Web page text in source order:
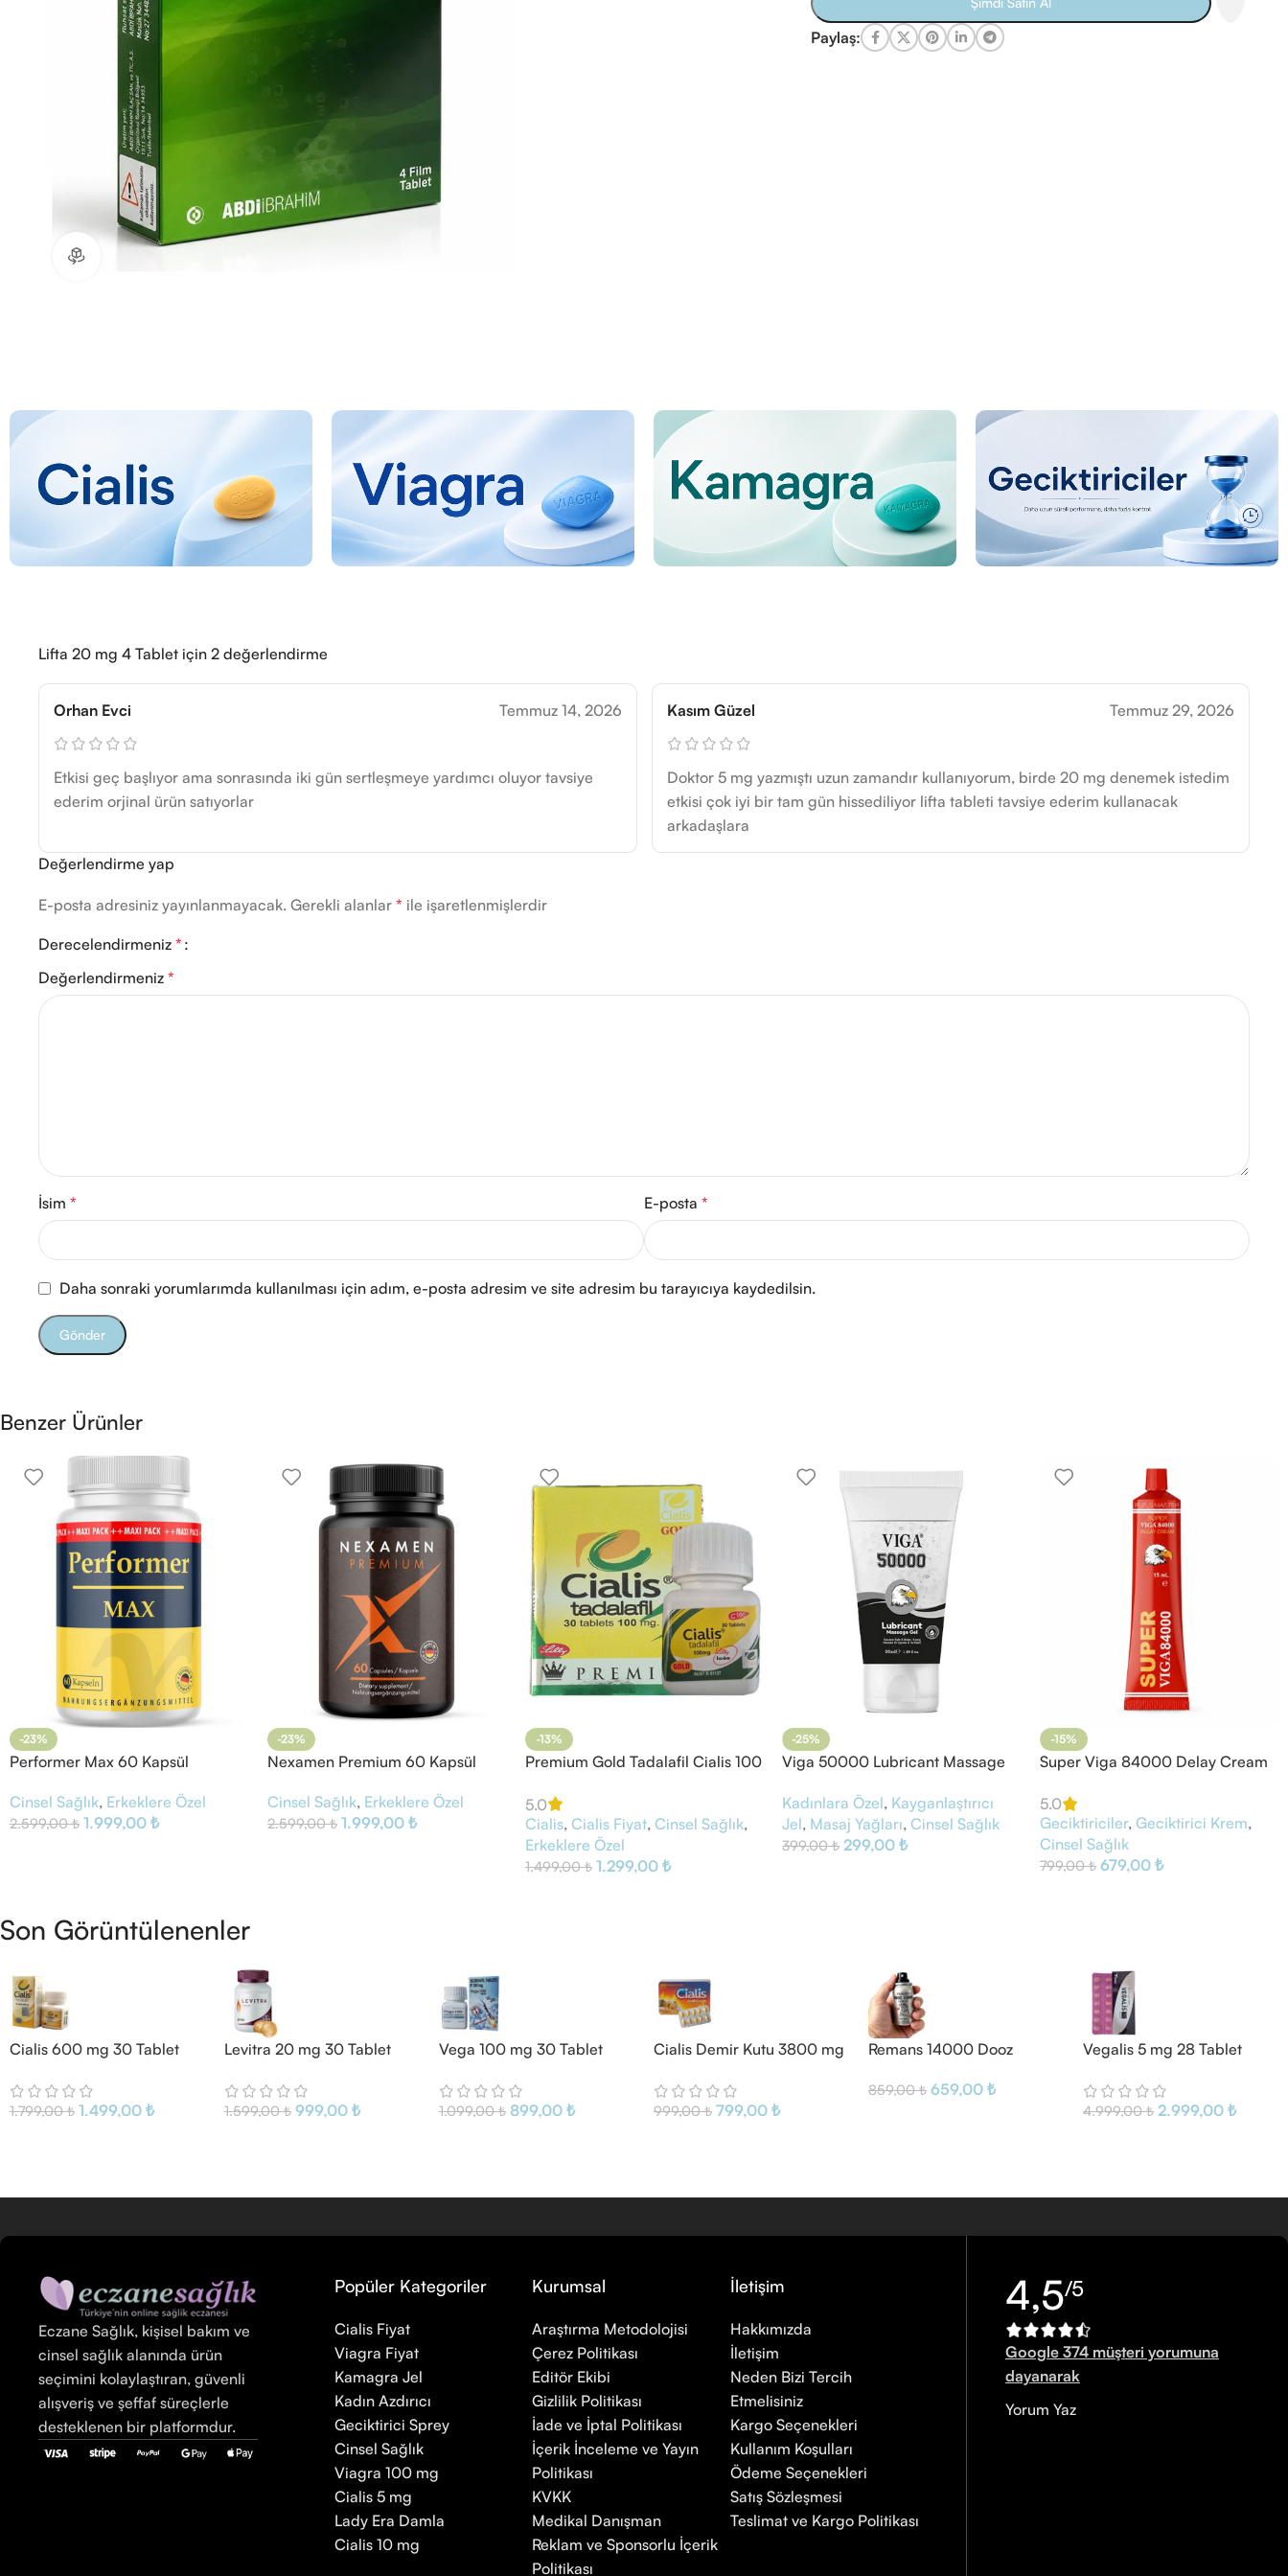
Paylaş:
Lifta 20 mg 4 Tablet için 2 değerlendirme
Orhan Evci Temmuz 14, 2026
Etkisi geç başlıyor ama sonrasında iki gün sertleşmeye yardımcı oluyor tavsiye
ederim orjinal ürün satıyorlar
Kasım Güzel Temmuz 29, 2026
Doktor 5 mg yazmıştı uzun zamandır kullanıyorum, birde 20 mg denemek istedim
etkisi çok iyi bir tam gün hissediliyor lifta tableti tavsiye ederim kullanacak
arkadaşlara
Değerlendirme yap
E-posta adresiniz yayınlanmayacak. Gerekli alanlar * ile işaretlenmişlerdir
Derecelendirmeniz *
Değerlendirmeniz *
İsim * E-posta *
Daha sonraki yorumlarımda kullanılması için adım, e-posta adresim ve site adresim bu tarayıcıya kaydedilsin.
Benzer Ürünler
-23%
Performer Max 60 Kapsül
Cinsel Sağlık, Erkeklere Özel
2.599,00₺ 1.999,00 ₺
-23%
Nexamen Premium 60 Kapsül
Cinsel Sağlık, Erkeklere Özel
2.599,00₺ 1.999,00 ₺
-13%
Premium Gold Tadalafil Cialis 100
5.0
Cialis, Cialis Fiyat, Cinsel Sağlık,
Erkeklere Özel
1.499,00₺ 1.299,00 ₺
-25%
Viga 50000 Lubricant Massage
Kadınlara Özel, Kayganlaştırıcı
Jel, Masaj Yağları, Cinsel Sağlık
399,00₺ 299,00₺
-15%
Super Viga 84000 Delay Cream
5.0
Geciktiriciler, Geciktirici Krem,
Cinsel Sağlık
799,00₺ 679,00₺
Son Görüntülenenler
Cialis 600 mg 30 Tablet
1.799,00₺ 1.499,00 ₺
Levitra 20 mg 30 Tablet
1.599,00₺ 999,00 ₺
Vega 100 mg 30 Tablet
1.099,00₺ 899,00 ₺
Cialis Demir Kutu 3800 mg
999,00₺ 799,00 ₺
Remans 14000 Dooz
859,00₺ 659,00 ₺
Vegalis 5 mg 28 Tablet
4.999,00₺ 2.999,00 ₺
Eczane Sağlık, kişisel bakım ve
cinsel sağlık alanında ürün
seçimini kolaylaştıran, güvenli
alışveriş ve şeffaf süreçlerle
desteklenen bir platformdur.
Popüler Kategoriler
Cialis Fiyat
Viagra Fiyat
Kamagra Jel
Kadın Azdırıcı
Geciktirici Sprey
Cinsel Sağlık
Viagra 100 mg
Cialis 5 mg
Lady Era Damla
Cialis 10 mg
Kurumsal
Araştırma Metodolojisi
Çerez Politikası
Editör Ekibi
Gizlilik Politikası
İade ve İptal Politikası
İçerik İnceleme ve Yayın
Politikası
KVKK
Medikal Danışman
Reklam ve Sponsorlu İçerik
Politikası
İletişim
Hakkımızda
İletişim
Neden Bizi Tercih
Etmelisiniz
Kargo Seçenekleri
Kullanım Koşulları
Ödeme Seçenekleri
Satış Sözleşmesi
Teslimat ve Kargo Politikası
4,5/5
Google 374 müşteri yorumuna
dayanarak
Yorum Yaz